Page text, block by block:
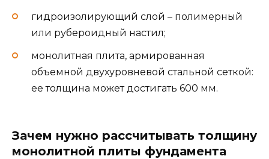
гидроизолирующий слой – полимерный
или рубероидный настил;
монолитная плита, армированная
объемной двухуровневой стальной сеткой:
ее толщина может достигать 600 мм.
Зачем нужно рассчитывать толщину
монолитной плиты фундамента